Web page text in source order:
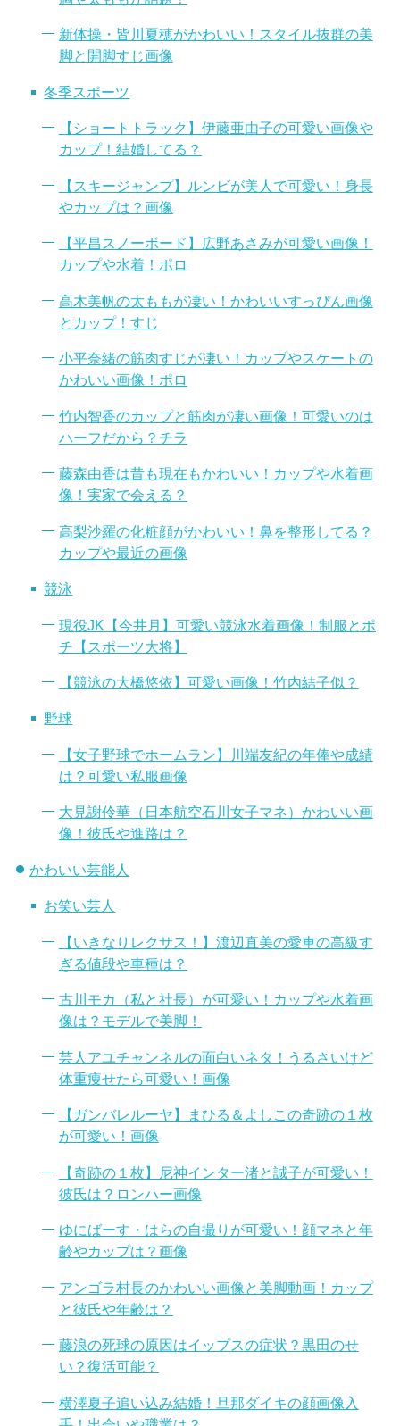
新体操・皆川夏穂がかわいい！スタイル抜群の美
脚と開脚すじ画像
冬季スポーツ
【ショートトラック】伊藤亜由子の可愛い画像や
カップ！結婚してる？
【スキージャンプ】ルンビが美人で可愛い！身長
やカップは？画像
【平昌スノーボード】広野あさみが可愛い画像！
カップや水着！ポロ
高木美帆の太ももが凄い！かわいいすっぴん画像
とカップ！すじ
小平奈緒の筋肉すじが凄い！カップやスケートの
かわいい画像！ポロ
竹内智香のカップと筋肉が凄い画像！可愛いのは
ハーフだから？チラ
藤森由香は昔も現在もかわいい！カップや水着画
像！実家で会える？
高梨沙羅の化粧顔がかわいい！鼻を整形してる？
カップや最近の画像
競泳
現役JK【今井月】可愛い競泳水着画像！制服とポ
チ【スポーツ大将】
【競泳の大橋悠依】可愛い画像！竹内結子似？
野球
【女子野球でホームラン】川端友紀の年俸や成績
は？可愛い私服画像
大見謝伶華（日本航空石川女子マネ）かわいい画
像！彼氏や進路は？
かわいい芸能人
お笑い芸人
【いきなりレクサス！】渡辺直美の愛車の高級す
ぎる値段や車種は？
古川モカ（私と社長）が可愛い！カップや水着画
像は？モデルで美脚！
芸人アユチャンネルの面白いネタ！うるさいけど
体重痩せたら可愛い！画像
【ガンバレルーヤ】まひる＆よしこの奇跡の１枚
が可愛い！画像
【奇跡の１枚】尼神インター渚と誠子が可愛い！
彼氏は？ロンハー画像
ゆにばーす・はらの自撮りが可愛い！顔マネと年
齢やカップは？画像
アンゴラ村長のかわいい画像と美脚動画！カップ
と彼氏や年齢は？
藤浪の死球の原因はイップスの症状？黒田のせ
い？復活可能？
横澤夏子追い込み結婚！旦那ダイキの顔画像入